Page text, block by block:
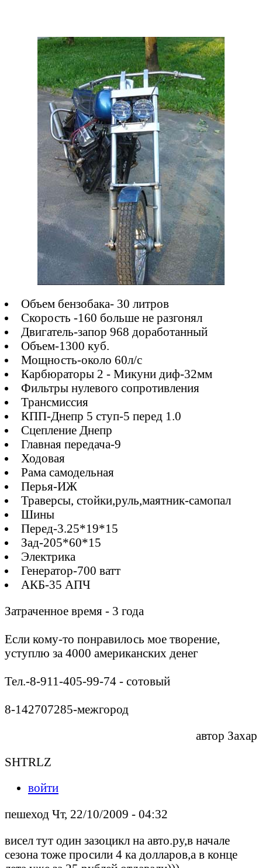
Объем бензобака- 30 литров
Скорость -160 больше не разгонял
Двигатель-запор 968 доработанный
Объем-1300 куб.
Мощность-около 60л/с
Карбюраторы 2 - Микуни диф-32мм
Фильтры нулевого сопротивления
Трансмиссия
КПП-Днепр 5 ступ-5 перед 1.0
Сцепление Днепр
Главная передача-9
Ходовая
Рама самодельная
Перья-ИЖ
Траверсы, стойки,руль,маятник-самопал
Шины
Перед-3.25*19*15
Зад-205*60*15
Электрика
Генератор-700 ватт
АКБ-35 АПЧ
Затраченное время - 3 года
Если кому-то понравилось мое творение,
уступлю за 4000 американских денег
Тел.-8-911-405-99-74 - сотовый
8-142707285-межгород
автор Захар
SHTRLZ
войти
пешеход Чт, 22/10/2009 - 04:32
висел тут один зазоцикл на авто.ру,в начале
сезона тоже просили 4 ка долларов,а в конце